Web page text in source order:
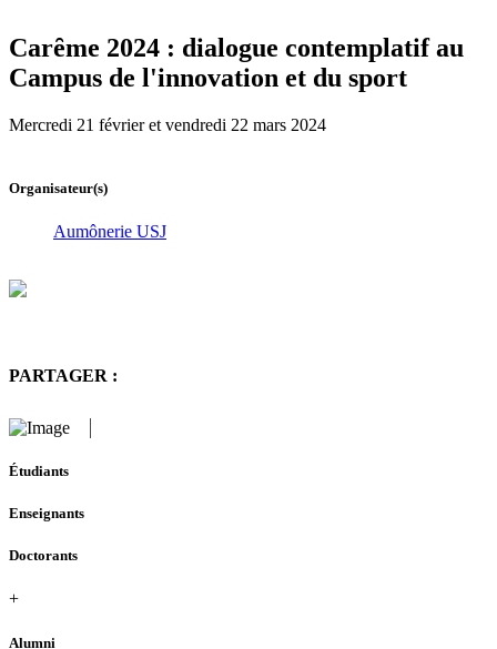
Carȇme 2024 : dialogue contemplatif au
Campus de l'innovation et du sport
Mercredi 21 février et vendredi 22 mars 2024
Organisateur(s)
Aumônerie USJ
PARTAGER :
Étudiants
Enseignants
Doctorants
+
Alumni